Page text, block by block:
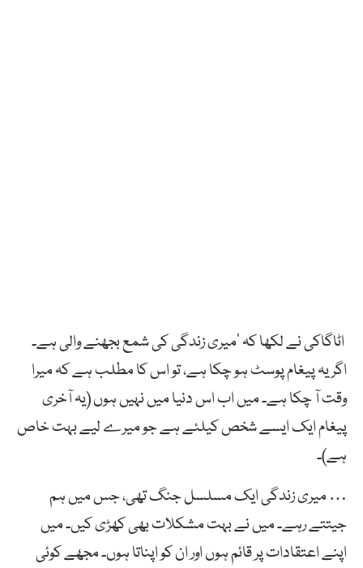
اٹاگاکی نے لکھا کہ ‘میری زندگی کی شمع بجھنے والی ہے۔
اگر یہ پیغام پوسٹ ہو چکا ہے، تو اس کا مطلب ہے کہ میرا
وقت آ چکا ہے۔ میں اب اس دنیا میں نہیں ہوں (یہ آخری
پیغام ایک ایسے شخص کیلئے ہے جو میرے لیے بہت خاص
ہے)۔
… میری زندگی ایک مسلسل جنگ تھی، جس میں ہم
جیتتے رہے۔ میں نے بہت مشکلات بھی کھڑی کیں۔ میں
اپنے اعتقادات پر قائم ہوں اور ان کو اپناتا ہوں۔ مجھے کوئی